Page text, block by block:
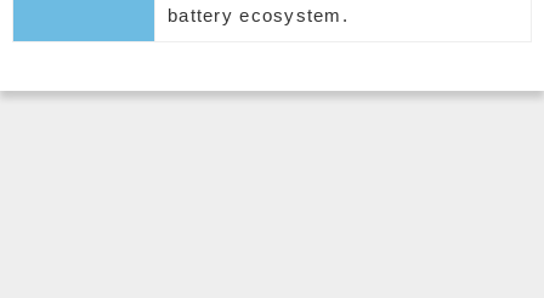
battery ecosystem.